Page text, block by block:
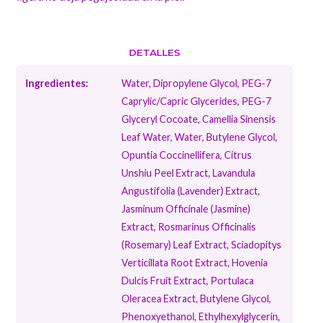
DETALLES
Ingredientes:
Water, Dipropylene Glycol, PEG-7
Caprylic/​Capric Glycerides, PEG-7
Glyceryl Cocoate, Camellia Sinensis
Leaf Water, Water, Butylene Glycol,
Opuntia Coccinellifera, Citrus
Unshiu Peel Extract, Lavandula
Angustifolia (Lavender) Extract,
Jasminum Officinale (Jasmine)
Extract, Rosmarinus Officinalis
(Rosemary) Leaf Extract, Sciadopitys
Verticillata Root Extract, Hovenia
Dulcis Fruit Extract, Portulaca
Oleracea Extract, Butylene Glycol,
Phenoxyethanol, Ethylhexylglycerin,